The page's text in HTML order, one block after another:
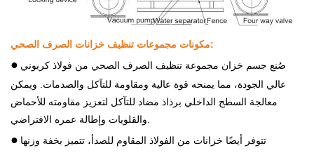
مكونات مجموعات تنظيف خزانات الصرف الصحي:
● صُنع جسم خزان مجموعة تنظيف الصرف الصحي من فولاذ كربوني
عالي الجودة، مما يمنحه قوة عالية ومقاومة للتآكل والصدمات. ويمكن
معالجة السطح الداخلي برذاذ مضاد للتآكل لتعزيز مقاومته للأحماض
والقلويات وإطالة عمره الافتراضي.
● تتوفر أيضًا خزانات من الفولاذ المقاوم للصدأ، تتميز بخفة وزنها